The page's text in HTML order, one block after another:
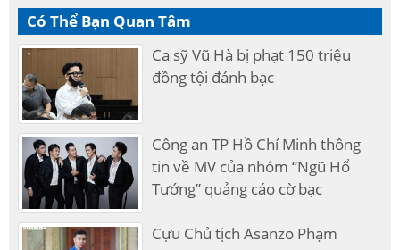
Có Thể Bạn Quan Tâm
Ca sỹ Vũ Hà bị phạt 150 triệu
đồng tội đánh bạc
Công an TP Hồ Chí Minh thông
tin về MV của nhóm “Ngũ Hổ
Tướng” quảng cáo cờ bạc
Cựu Chủ tịch Asanzo Phạm